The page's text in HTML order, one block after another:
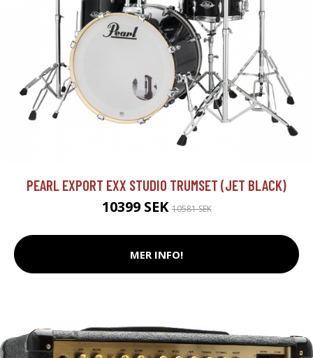
PEARL EXPORT EXX STUDIO TRUMSET (JET BLACK)
10399 SEK10581 SEK
MER INFO!